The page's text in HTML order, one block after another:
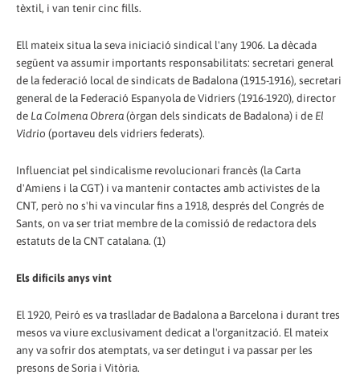
tèxtil, i van tenir cinc fills.
Ell mateix situa la seva iniciació sindical l'any 1906. La dècada
següent va assumir importants responsabilitats: secretari general
de la federació local de sindicats de Badalona (1915-1916), secretari
general de la Federació Espanyola de Vidriers (1916-1920), director
de La Colmena Obrera(òrgan dels sindicats de Badalona) i de El
Vidrio (portaveu dels vidriers federats).
Influenciat pel sindicalisme revolucionari francès (la Carta
d'Amiens i la CGT) i va mantenir contactes amb activistes de la
CNT, però no s'hi va vincular fins a 1918, després del Congrés de
Sants, on va ser triat membre de la comissió de redactora dels
estatuts de la CNT catalana. (1)
Els difícils anys vint
El 1920, Peiró es va traslladar de Badalona a Barcelona i durant tres
mesos va viure exclusivament dedicat a l'organització. El mateix
any va sofrir dos atemptats, va ser detingut i va passar per les
presons de Soria i Vitòria.